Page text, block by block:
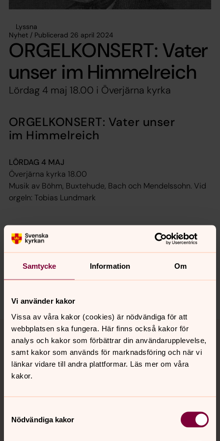
Samtycke Information Om
Vi använder kakor
Vissa av våra kakor (cookies) är nödvändiga för att
webbplatsen ska fungera. Här finns också kakor för
analys och kakor som förbättrar din användarupplevelse,
samt kakor som används för marknadsföring och när vi
länkar vidare till andra plattformar. Läs mer om våra
kakor.
Nödvändiga kakor
Lyssna
Nyhet / Publicerad 26 april 2024
ORGELKONSERT: Vater
unser im Himmelreich
Lördag 4 maj 18.00 i Överjärna kyrka
ORGELKONSERT: Vater unser
im Himmelreich
LÖRDAG 4 MAJ
Överjärna kyrka 18.00
Musik av Böhm, Buxtehude, Bach och Mendelssohn. Vid
orgeln: Tobias Lundmark
Synpunkter eller frågor på sidans
Tillbaka till toppen
Tillbaka till innehållet
Kontakt